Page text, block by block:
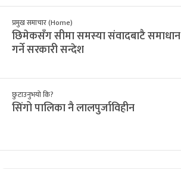
प्रमुख समाचार (Home)
छिमेकसँग सीमा समस्या संवादबाटै समाधान
गर्ने सरकारी सन्देश
छुटाउनुभयो कि?
सिंगो पालिका नै लालपुर्जाविहीन